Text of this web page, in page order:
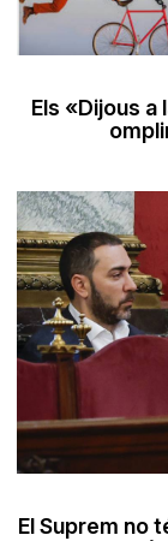
Els «Dijous a
El Suprem no